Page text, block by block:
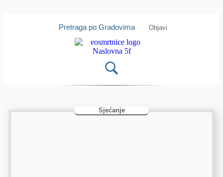
Pretraga po Gradovima Objavi
Sjećanje